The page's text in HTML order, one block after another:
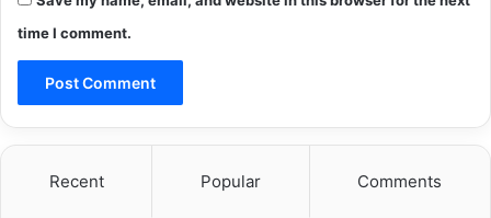
time I comment.
Recent Popular Comments